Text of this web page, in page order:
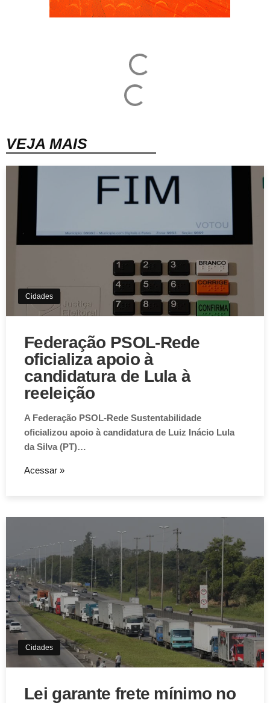
VEJA MAIS
Cidades
Federação PSOL-Rede
oficializa apoio à
candidatura de Lula à
reeleição
A Federação PSOL-Rede Sustentabilidade
oficializou apoio à candidatura de Luiz Inácio Lula
da Silva (PT)…
Acessar »
Cidades
Lei garante frete mínimo no